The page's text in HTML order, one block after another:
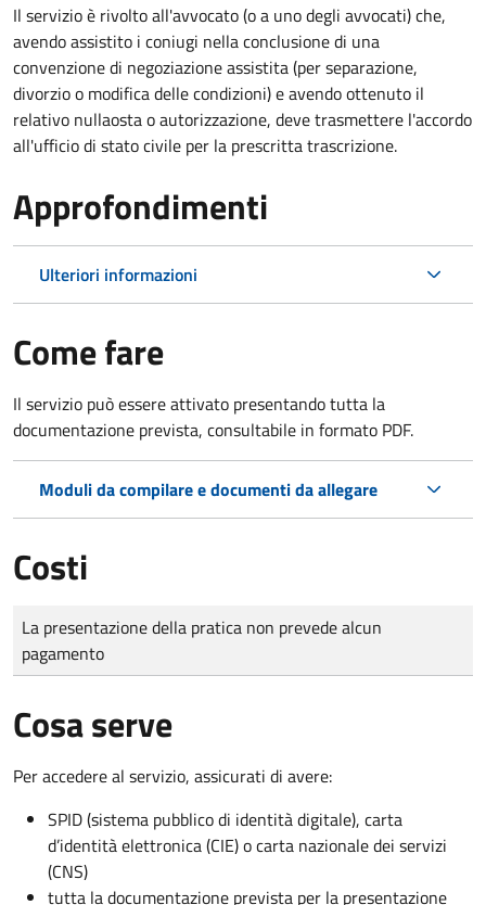
Il servizio è rivolto all'avvocato (o a uno degli avvocati) che,
avendo assistito i coniugi nella conclusione di una
convenzione di negoziazione assistita (per separazione,
divorzio o modifica delle condizioni) e avendo ottenuto il
relativo nullaosta o autorizzazione, deve trasmettere l'accordo
all'ufficio di stato civile per la prescritta trascrizione.
Approfondimenti
Ulteriori informazioni
Come fare
Il servizio può essere attivato presentando tutta la
documentazione prevista, consultabile in formato PDF.
Moduli da compilare e documenti da allegare
Costi
Tipo di pagamento
Importo
La presentazione della pratica non prevede alcun
pagamento
Cosa serve
Per accedere al servizio, assicurati di avere:
SPID (sistema pubblico di identità digitale), carta
d’identità elettronica (CIE) o carta nazionale dei servizi
(CNS)
tutta la documentazione prevista per la presentazione